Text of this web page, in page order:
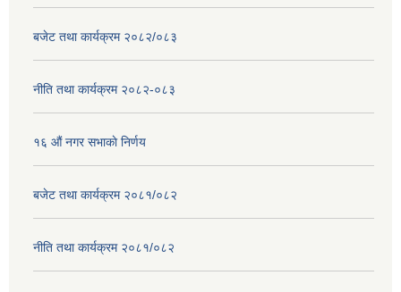
बजेट तथा कार्यक्रम २०८२/०८३
नीति तथा कार्यक्रम २०८२-०८३
१६ ‌औं नगर सभाकाे निर्णय
बजेट तथा कार्यक्रम २०८१/०८२
नीति तथा कार्यक्रम २०८१/०८२